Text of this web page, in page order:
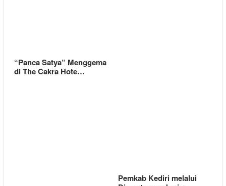
“Panca Satya” Menggema
di The Cakra Hote…
Pemkab Kediri melalui